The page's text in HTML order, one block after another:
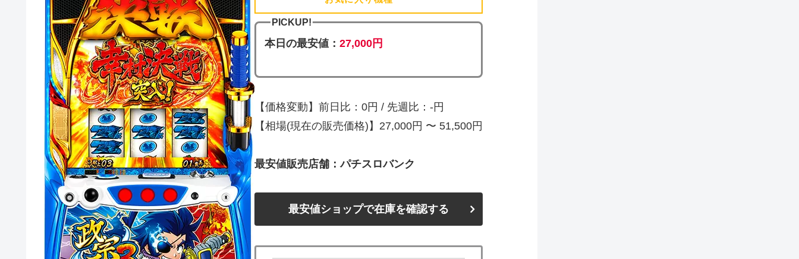
PICKUP!
本日の最安値：27,000円
【価格変動】前日比：0円 / 先週比：-円
【相場(現在の販売価格)】27,000円 〜 51,500円
最安値販売店舗：パチスロバンク
最安値ショップで在庫を確認する